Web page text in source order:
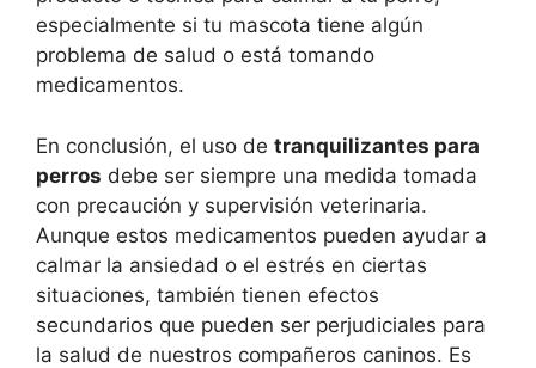
especialmente si tu mascota tiene algún
problema de salud o está tomando
medicamentos.
En conclusión, el uso de tranquilizantes para
perros debe ser siempre una medida tomada
con precaución y supervisión veterinaria.
Aunque estos medicamentos pueden ayudar a
calmar la ansiedad o el estrés en ciertas
situaciones, también tienen efectos
secundarios que pueden ser perjudiciales para
la salud de nuestros compañeros caninos. Es